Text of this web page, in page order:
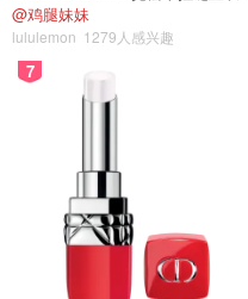
@鸡腿妹妹
lululemon 1279人感兴趣
7